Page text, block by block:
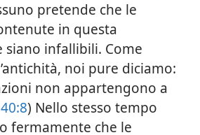
pretende che le
in questa
siano infallibili. Come
noi pure diciamo:
non appartengono a
) Nello stesso tempo
fermamente che le